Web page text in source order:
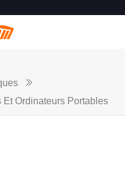
Ordinateurs Portables